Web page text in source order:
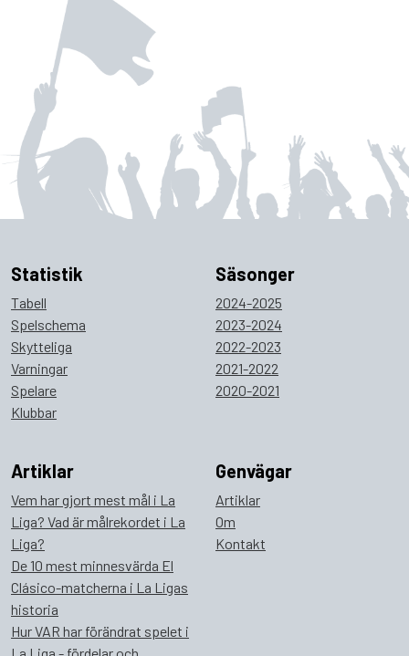
Statistik
Tabell
Spelschema
Skytteliga
Varningar
Spelare
Klubbar
Säsonger
2024-2025
2023-2024
2022-2023
2021-2022
2020-2021
Artiklar
Vem har gjort mest mål i La
Liga? Vad är målrekordet i La
Liga?
De 10 mest minnesvärda El
Clásico-matcherna i La Ligas
historia
Hur VAR har förändrat spelet i
Genvägar
Artiklar
Om
Kontakt